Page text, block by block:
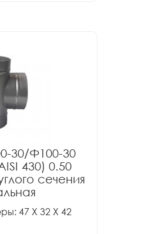
30/Ф100-30
430) 0.50
сечения
47 X 32 X 42